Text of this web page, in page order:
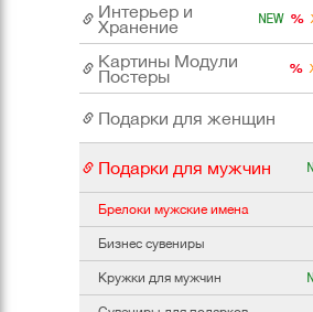
Интерьер и
Хранение
Картины Модули
Постеры
Подарки для женщин
Подарки для мужчин
Брелоки мужские имена
Бизнес сувениры
Кружки для мужчин